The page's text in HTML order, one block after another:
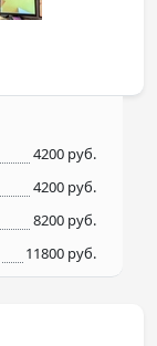
4200 руб.
4200 руб.
8200 руб.
11800 руб.